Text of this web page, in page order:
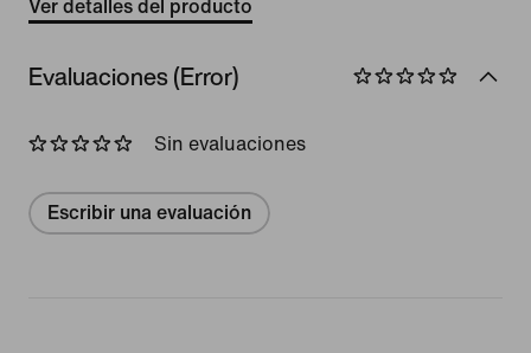
Ver detalles del producto
Evaluaciones (Error)
Sin evaluaciones
Escribir una evaluación